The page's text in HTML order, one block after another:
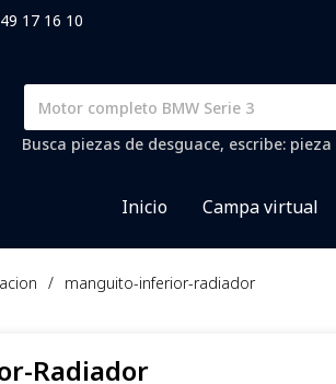
17 16 10
Busca piezas de desguace, escribe:
Inicio Campa virtual
/ manguito-inferior-radiador
Radiador